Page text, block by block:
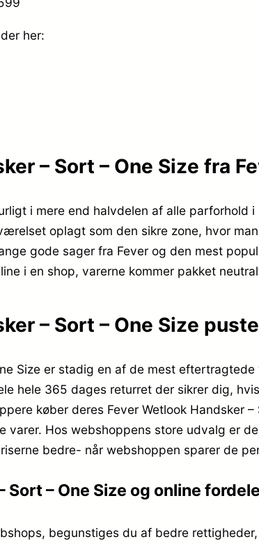
her:
– Sort – One Size fra
i mere end halvdelen af alle
oplagt som den sikre zone, hvor
gode sager fra Fever og den mest
i en shop, varerne kommer pakket
– Sort – One Size
Size er stadig en af de mest
hele 365 dages returret der sikrer dig,
køber deres Fever Wetlook Handsker
Hos webshoppens store udvalg er
bedre- når webshoppen sparer de
Sort – One Size og online fordele
begunstiges du af bedre